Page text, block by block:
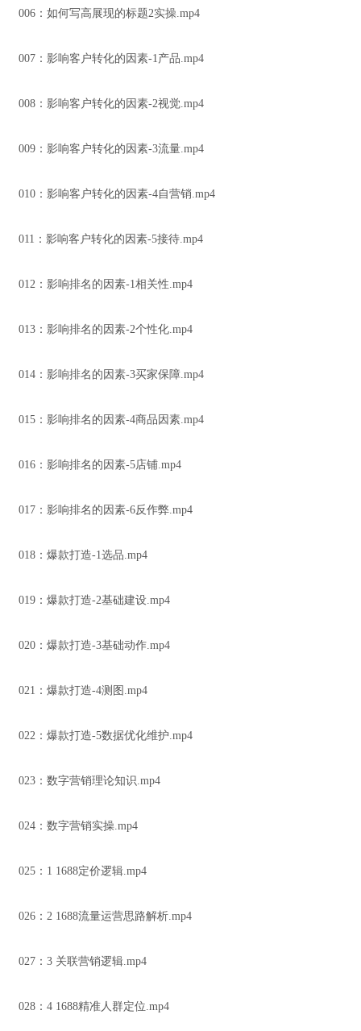
006：如何写高展现的标题2实操.mp4
007：影响客户转化的因素-1产品.mp4
008：影响客户转化的因素-2视觉.mp4
009：影响客户转化的因素-3流量.mp4
010：影响客户转化的因素-4自营销.mp4
011：影响客户转化的因素-5接待.mp4
012：影响排名的因素-1相关性.mp4
013：影响排名的因素-2个性化.mp4
014：影响排名的因素-3买家保障.mp4
015：影响排名的因素-4商品因素.mp4
016：影响排名的因素-5店铺.mp4
017：影响排名的因素-6反作弊.mp4
018：爆款打造-1选品.mp4
019：爆款打造-2基础建设.mp4
020：爆款打造-3基础动作.mp4
021：爆款打造-4测图.mp4
022：爆款打造-5数据优化维护.mp4
023：数字营销理论知识.mp4
024：数字营销实操.mp4
025：1 1688定价逻辑.mp4
026：2 1688流量运营思路解析.mp4
027：3 关联营销逻辑.mp4
028：4 1688精准人群定位.mp4